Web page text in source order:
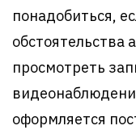
понадобиться,
обстоятельства
просмотреть
оформляется